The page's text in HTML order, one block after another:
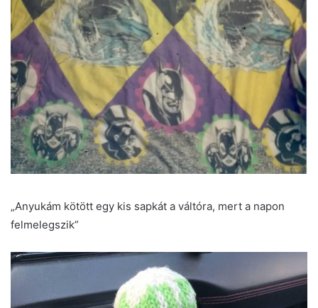
„Anyukám kötött egy kis sapkát a váltóra, mert a napon
felmelegszik”